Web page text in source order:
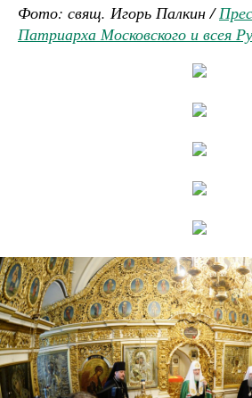
Фото: свящ. Игорь Палкин /
Патриарха Московского и всея